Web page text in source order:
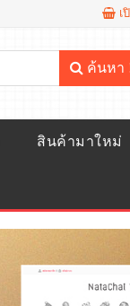
เ
ค้นหา
สินค้ามาใหม่